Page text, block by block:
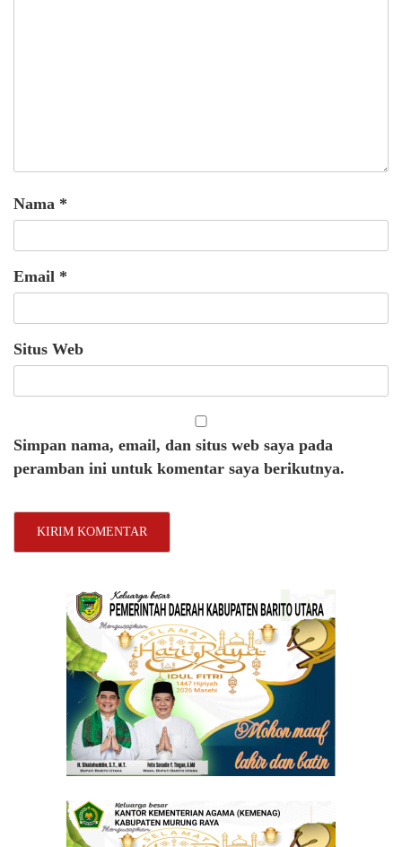
Nama *
Email *
Situs Web
Simpan nama, email, dan situs web saya pada
peramban ini untuk komentar saya berikutnya.